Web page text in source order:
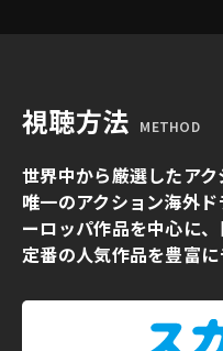
視聴方法 METHOD
世界中から厳選したア
唯一のアクション海外
ーロッパ作品を中心に
定番の人気作品を豊富に